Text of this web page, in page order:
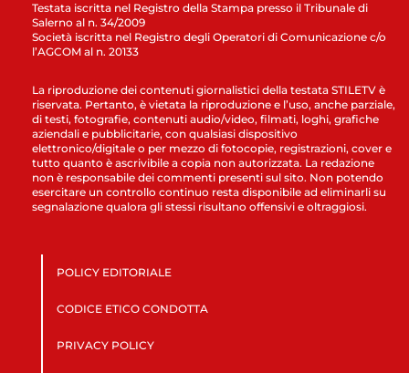
Testata iscritta nel Registro della Stampa presso il Tribunale di
Salerno al n. 34/2009
Società iscritta nel Registro degli Operatori di Comunicazione c/o
l’AGCOM al n. 20133
La riproduzione dei contenuti giornalistici della testata STILETV è
riservata. Pertanto, è vietata la riproduzione e l’uso, anche parziale,
di testi, fotografie, contenuti audio/video, filmati, loghi, grafiche
aziendali e pubblicitarie, con qualsiasi dispositivo
elettronico/digitale o per mezzo di fotocopie, registrazioni, cover e
tutto quanto è ascrivibile a copia non autorizzata. La redazione
non è responsabile dei commenti presenti sul sito. Non potendo
esercitare un controllo continuo resta disponibile ad eliminarli su
segnalazione qualora gli stessi risultano offensivi e oltraggiosi.
POLICY EDITORIALE
CODICE ETICO CONDOTTA
PRIVACY POLICY